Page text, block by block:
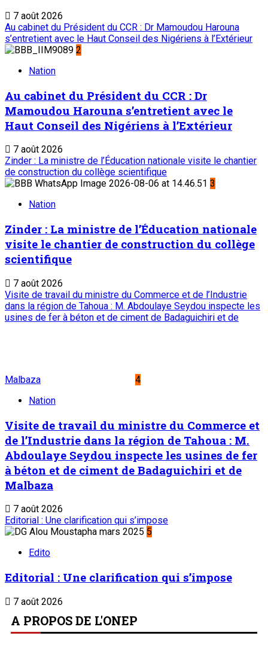
7 août 2026
Au cabinet du Président du CCR : Dr Mamoudou Harouna
s’entretient avec le Haut Conseil des Nigériens à l’Extérieur
2
Nation
Au cabinet du Président du CCR : Dr
Mamoudou Harouna s’entretient avec le
Haut Conseil des Nigériens à l’Extérieur
7 août 2026
Zinder : La ministre de l’Éducation nationale visite le chantier
de construction du collège scientifique
3
Nation
Zinder : La ministre de l’Éducation nationale
visite le chantier de construction du collège
scientifique
7 août 2026
Visite de travail du ministre du Commerce et de l’Industrie
dans la région de Tahoua : M. Abdoulaye Seydou inspecte les
usines de fer à béton et de ciment de Badaguichiri et de
Malbaza
4
Nation
Visite de travail du ministre du Commerce et
de l’Industrie dans la région de Tahoua : M.
Abdoulaye Seydou inspecte les usines de fer
à béton et de ciment de Badaguichiri et de
Malbaza
7 août 2026
Editorial : Une clarification qui s’impose
5
Edito
Editorial : Une clarification qui s’impose
7 août 2026
A PROPOS DE L'ONEP